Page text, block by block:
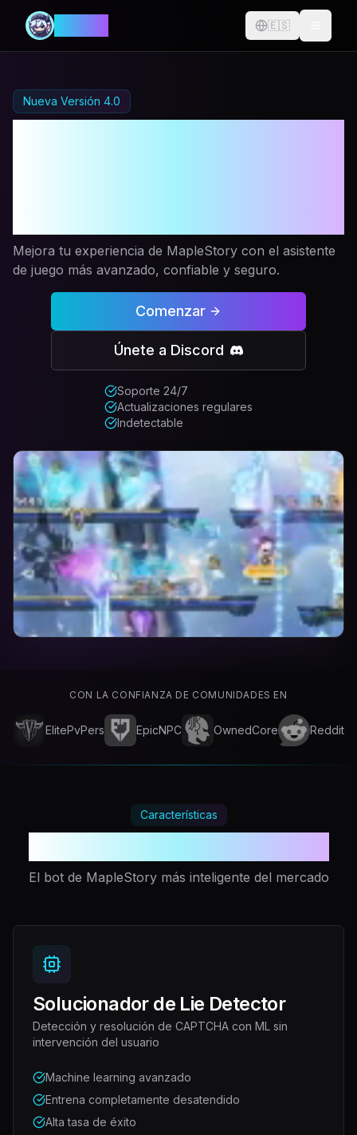
🇪🇸
Change
Nueva Versión 4.0
Mejora tu experiencia de MapleStory con el asistente
de juego más avanzado, confiable y seguro.
Comenzar
Únete a Discord
Soporte 24/7
Actualizaciones regulares
Indetectable
CON LA CONFIANZA DE COMUNIDADES EN
ElitePvPers EpicNPC OwnedCore Reddit
Características
El bot de MapleStory más inteligente del mercado
Solucionador de Lie Detector
Detección y resolución de CAPTCHA con ML sin
intervención del usuario
Machine learning avanzado
Entrena completamente desatendido
Alta tasa de éxito